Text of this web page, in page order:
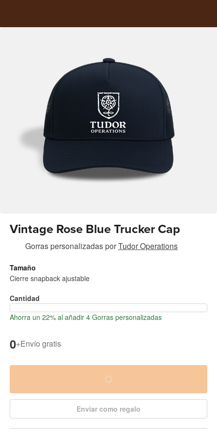
Vintage Rose Blue Trucker Cap
Gorras personalizadasporTudor Operations
Tamaño
Cierre snapback ajustable
Cantidad
Ahorra un 22% al añadir 4 Gorras personalizadas
0+Envío gratis
Enviar como regalo